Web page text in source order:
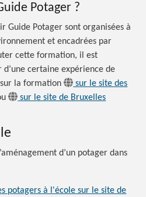
Potager ?
Guide Potager sont organisées à
et encadrées par
cette formation, il est
d’une certaine expérience de
sur la formation
sur le site des
sur le site de Bruxelles
d’un potager dans
potagers à l'école sur le site de